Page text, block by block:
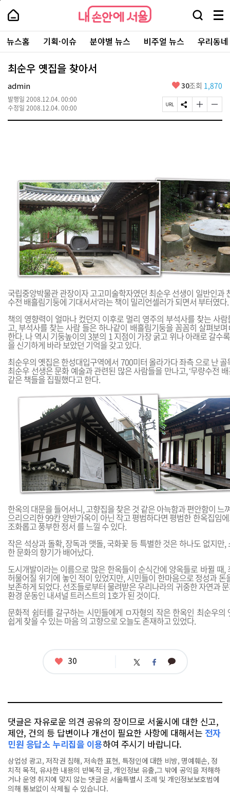
본
로
가
내
손
안
에
서
울
-
서
울
시
대
표
소
내
손
에
울
검
창
열
기
메
뉴
전
체
보
주
요
서
뉴스홈 기획·이슈 분야별 뉴스 비주얼 뉴스 우리동
최순우 옛집을 찾아서
admin
발행일 2008.12.04. 00:00
수정일 2008.12.04. 00:00
좋
요
30조회 1,870
페
이
S
N
글
자
하
기
글
자
하
기
국립중앙박물관 관장이자 고고미술학자였던 최순우 선생이 일반인과
수전 배흘림기둥에 기대서서‘라는 책이 밀리언셀러가 되면서 부터였다.
책의 영향력이 얼마나 컸던지 이후로 멀리 영주의 부석사를 찾는 사
고, 부석사를 찾는 사람 들은 하나같이 배흘림기둥을 꼼꼼히 살펴보
한다. 나 역시 기둥높이의 3분의 1 지점이 가장 굵고 위나 아래로 갈수
을 신기하게 바라 보았던 기억을 갖고 있다.
최순우의 옛집은 한성대입구역에서 700미터 올라가다 좌측 으로 난
최순우 선생은 문화 예술과 관련된 많은 사람들을 만나고, ‘무량수전
같은 책들을 집필했다고 한다.
한옥의 대문을 들어서니, 고향집을 찾은 것 같은 아늑함과 편안함이 느
으리으리한 99칸 양반가옥이 아닌 작고 평범하다면 평범한 한옥집임
조화롭고 풍부한 정서 를 느낄 수 있다.
작은 석상과 돌확, 장독과 맷돌, 국화꽃 등 특별한 것은 하나도 없지만
한 문화의 향기가 배어났다.
도시개발이라는 이름으로 많은 한옥들이 순식간에 양옥들로 바뀔 때,
허물어질 위기에 놓인 적이 있었지만, 시민들이 한마음으로 정성과 돈
보존하게 되었다. 선조들로부터 물려받은 우리나라의 귀중한 자연과
환경 운동인 내셔널 트러스트의 1호가 된 것이다.
문화적 쉼터를 갈구하는 시민들에게 ㅁ자형의 작은 한옥인 최순우의
쉽게 찾을 수 있는 마음 의 고향으로 오늘도 존재하고 있었다.
좋
30 트 페 카
댓글은 자유로운 의견 공유의 장이므로 서울시에 대한 신고,
제안, 건의 등 답변이나 개선이 필요한 사항에 대해서는 전자
민원 응답소 누리집을 이용하여 주시기 바랍니다.
상업성 광고, 저작권 침해, 저속한 표현, 특정인에 대한 비방, 명예훼손, 정
치적 목적, 유사한 내용의 반복적 글, 개인정보 유출,그 밖에 공익을 저해하
거나 운영 취지에 맞지 않는 댓글은 서울특별시 조례 및 개인정보보호법에
의해 통보없이 삭제될 수 있습니다.
페
상
단
로